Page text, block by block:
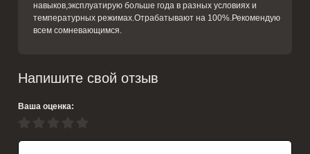
навыков,эксплуатирую больше года в разных условиях и
температурных режимах.Отрабатывают на 100%.Рекомендую
всем сомневающимся.
Напишите свой отзыв
Ваша оценка: